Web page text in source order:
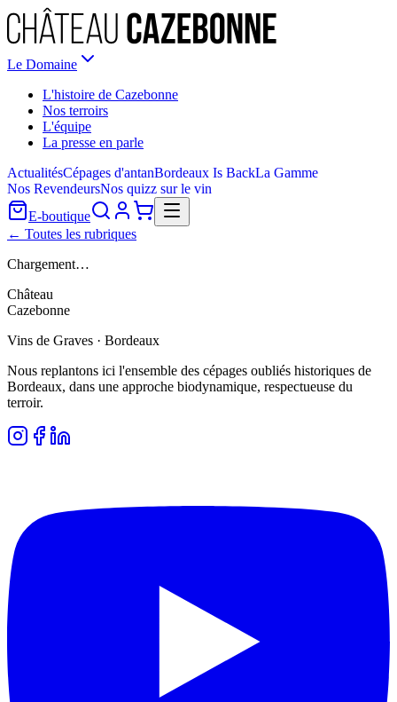
Le Domaine
L'histoire de Cazebonne
Nos terroirs
L'équipe
La presse en parle
ActualitésCépages d'antanBordeaux Is BackLa Gamme
Nos RevendeursNos quizz sur le vin
E-boutique
← Toutes les rubriques
Chargement…
Château
Cazebonne
Vins de Graves · Bordeaux
Nous replantons ici l'ensemble des cépages oubliés historiques de
Bordeaux, dans une approche biodynamique, respectueuse du
terroir.